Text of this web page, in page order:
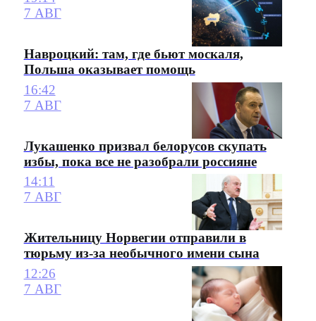
7 АВГ
Навроцкий: там, где бьют москаля,
Польша оказывает помощь
16:42
7 АВГ
Лукашенко призвал белорусов скупать
избы, пока все не разобрали россияне
14:11
7 АВГ
Жительницу Норвегии отправили в
тюрьму из-за необычного имени сына
12:26
7 АВГ